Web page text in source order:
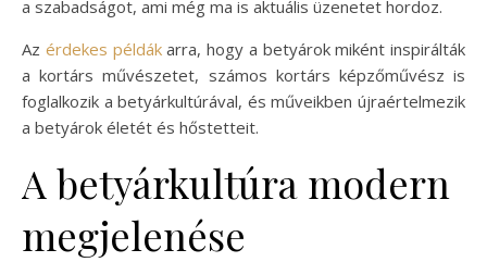
a szabadságot, ami még ma is aktuális üzenetet hordoz.
Az érdekes példákarra, hogy a betyárok miként inspirálták
a kortárs művészetet, számos kortárs képzőművész is
foglalkozik a betyárkultúrával, és műveikben újraértelmezik
a betyárok életét és hőstetteit.
A betyárkultúra modern
megjelenése